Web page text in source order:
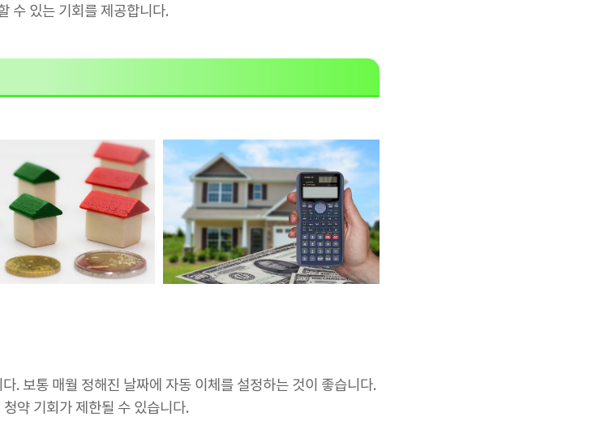
수 있는 기회를 제공합니다.
. 보통 매월 정해진 날짜에 자동 이체를 설정하는 것이 좋습니다.
약 기회가 제한될 수 있습니다.